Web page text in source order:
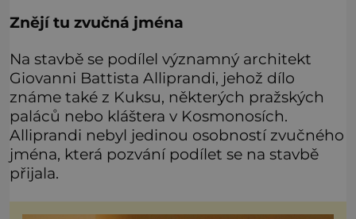
Znějí tu zvučná jména
Na stavbě se podílel významný architekt
Giovanni Battista Alliprandi, jehož dílo
známe také z Kuksu, některých pražských
paláců nebo kláštera v Kosmonosích.
Alliprandi nebyl jedinou osobností zvučného
jména, která pozvání podílet se na stavbě
přijala.